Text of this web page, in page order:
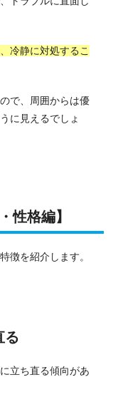
冷静に対処するこ
で、周囲からは優
に見えるでしょ
性格編】
徴を紹介します。
る
立ち直る傾向があ